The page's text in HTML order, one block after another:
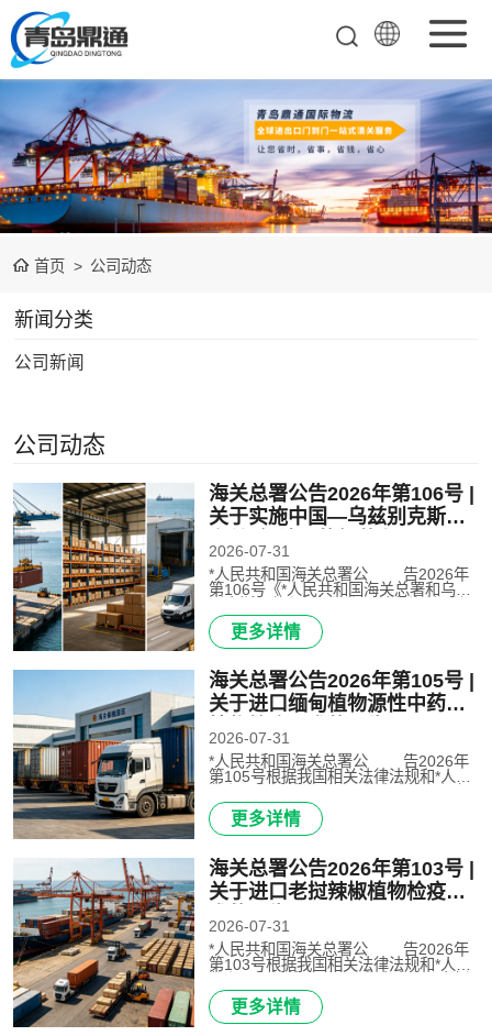
首页 > 公司动态
新闻分类
公司新闻
公司动态
海关总署公告2026年第106号 |
关于实施中国—乌兹别克斯坦
（AEO）互认的公告
2026-07-31
*人民共和国海关总署公 告2026年
第106号《*人民共和国海关总署和乌兹
于“经认证的经营者”制度互认的安排》
（以下简称《互认安排》）将自2026年
8月1日起正式实施。现就有..
更多详情
海关总署公告2026年第105号 |
关于进口缅甸植物源性中药材
植物检疫要求的公告
2026-07-31
*人民共和国海关总署公 告2026年
第105号根据我国相关法律法规和*人民
联邦共和国农业、畜牧和灌溉部（以下
称缅方）有关缅甸植物源性中药材输华
植物检疫要求的规定，即日起..
更多详情
海关总署公告2026年第103号 |
关于进口老挝辣椒植物检疫要
2026-07-31
*人民共和国海关总署公 告2026年
第103号根据我国相关法律法规和*人民
人民民主共和国农业与环境部（以下称
老方）有关老挝辣椒输华植物检疫要求
的规定，即日起，允许符合以..
更多详情
矿产品进口报关
清关
农副产品进口报
关清关
水产冻品进口报
关化妆品进口报关
设备进口报关
其他杂项进口报
关清关